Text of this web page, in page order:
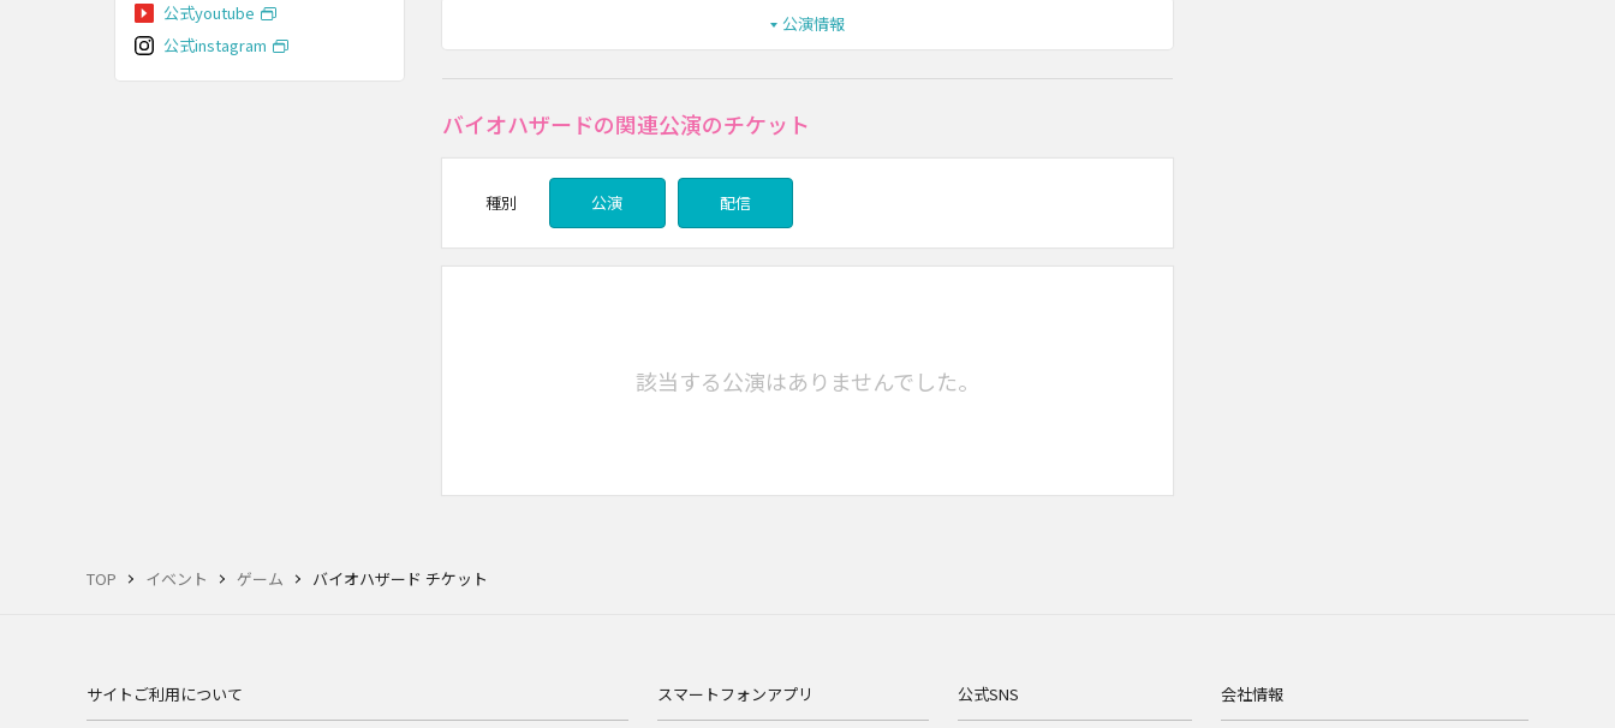
TOP イベント ゲーム バイオハザード チケット
公演情報
バイオハザードの関連公演のチケット
種別 公演 配信
該当する公演はありませんでした。
公式youtube
公式instagram
サイトご利用について スマートフォンアプリ 公式SNS 会社情報